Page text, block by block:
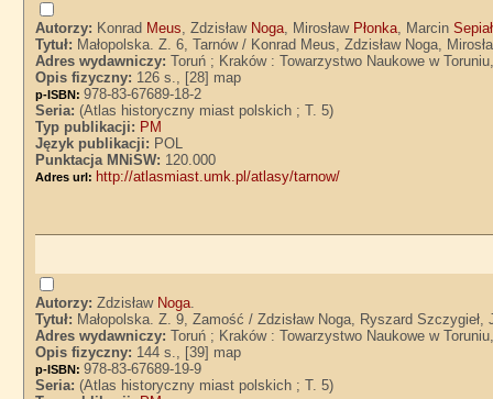
Autorzy: Konrad Meus, Zdzisław Noga, Mirosław Płonka, MarcinSepiał
Tytuł: Małopolska. Z. 6, Tarnów / Konrad Meus, Zdzisław Noga,
Adres wydawniczy:Toruń ; Kraków : Towarzystwo Naukowe w
Opis fizyczny: 126 s., [28] map
p-ISBN:978-83-67689-18-2
Seria:(Atlas historyczny miast polskich ; T. 5)
Typ publikacji: PM
Język publikacji: POL
Punktacja MNiSW: 120.000
Adres url: http://atlasmiast.umk.pl/atlasy/tarnow/
Autorzy:Zdzisław Noga.
Tytuł: Małopolska. Z. 9, Zamość / Zdzisław Noga, Ryszard Szczygieł,
Adres wydawniczy:Toruń ; Kraków : Towarzystwo Naukowe w
Opis fizyczny: 144 s., [39] map
p-ISBN:978-83-67689-19-9
Seria:(Atlas historyczny miast polskich ; T. 5)